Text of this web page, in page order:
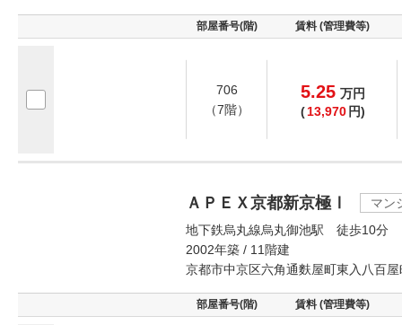
部屋番号(階) 賃料 (管理費等)
706
（7階）
5.25 万円
( 13,970 円)
ＡＰＥＸ京都新京極Ⅰ
マン
地下鉄烏丸線烏丸御池駅 徒歩10分
2002年築 / 11階建
京都市中京区六角通麩屋町東入八百屋
部屋番号(階) 賃料 (管理費等)